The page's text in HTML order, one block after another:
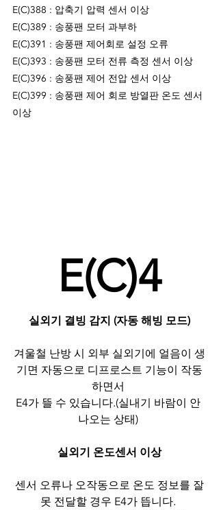
E(C)388 : 압축기 압력 센서 이상
E(C)389 : 송풍팬 모터 과부하
E(C)391 : 송풍팬 제어회로 설정 오류
E(C)393 : 송풍팬 모터 전류 측정 센서 이상
E(C)396 : 송풍팬 제어 전압 센서 이상
E(C)399 : 송풍팬 제어 회로 방열판 온도 센서
이상
E(C)4
실외기 결빙 감지 (자동 해빙 모드)
겨울철 난방 시 외부 실외기에 얼음이 생
기면 자동으로 디프로스트 기능이 작동
하면서
E4가 뜰 수 있습니다.(실내기 바람이 안
나오는 상태)
실외기 온도센서 이상
센서 오류나 오작동으로 온도 정보를 잘
못 전달할 경우 E4가 뜹니다.